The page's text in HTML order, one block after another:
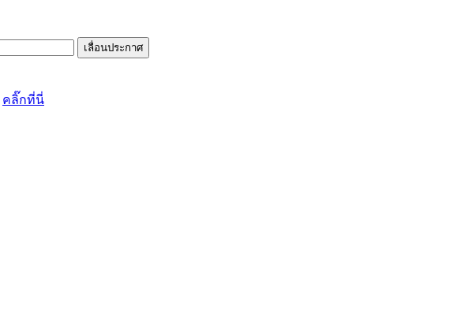
คลิ๊กที่นี่